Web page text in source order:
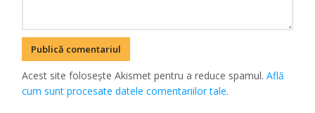
Acest site folosește Akismet pentru a reduce spamul.Află
cum sunt procesate datele comentariilor tale.